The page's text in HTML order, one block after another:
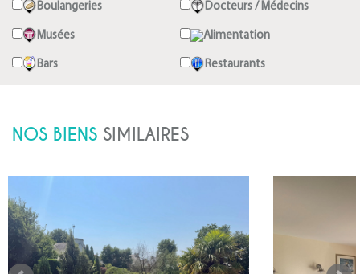
Boulangeries Docteurs / Médecins
Musées Alimentation
Bars Restaurants
NOS BIENS SIMILAIRES